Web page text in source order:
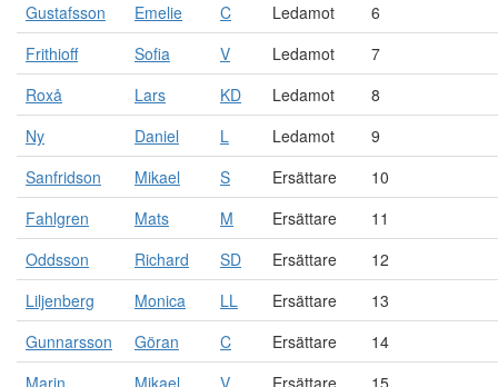
Gustafsson
Emelie C Ledamot
6
Frithioff
Sofia V Ledamot
7
Roxå
Lars KD Ledamot
8
Ny
Daniel L Ledamot
9
Sanfridson
Mikael S Ersättare
10
Fahlgren
Mats M Ersättare
11
Oddsson
Richard SD Ersättare
12
Liljenberg
Monica LL Ersättare
13
Gunnarsson
Göran C Ersättare
14
Marin
Mikael V Ersättare 15